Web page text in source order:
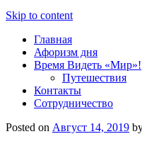
Skip to content
Главная
Афоризм дня
Время Видеть «Мир»!
Путешествия
Контакты
Сотрудничество
Posted on Август 14, 2019